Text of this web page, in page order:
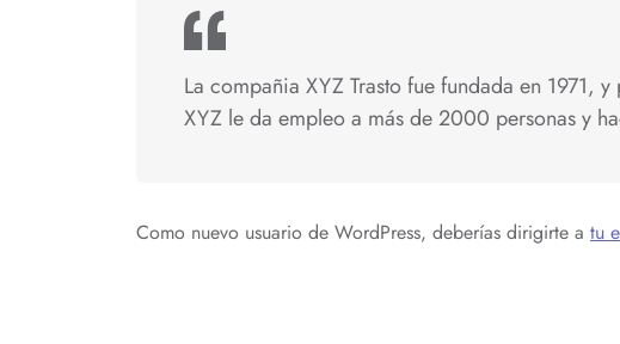
La compañia XYZ Trasto fue fundada en 1971,
XYZ le da empleo a más de 2000 personas y
Como nuevo usuario de WordPress, deberías dirigirte a tu